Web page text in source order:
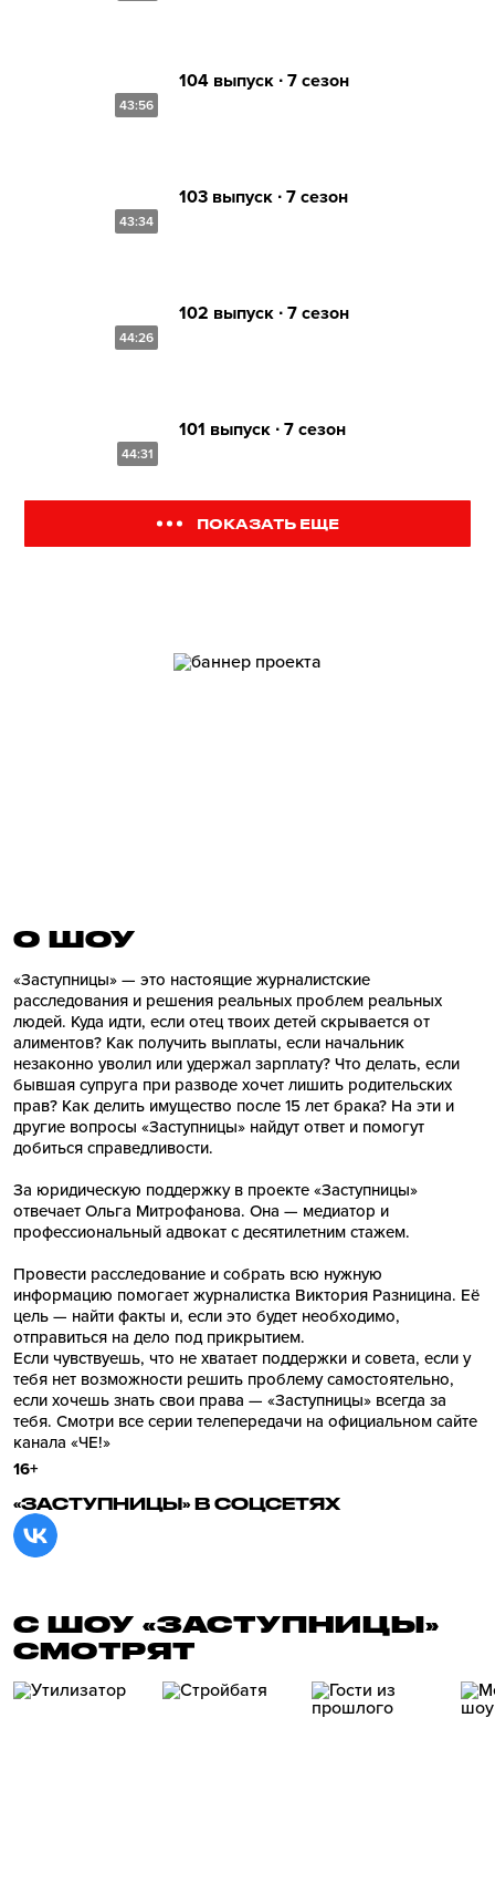
43:56
104 выпуск ∙ 7 сезон
43:34
103 выпуск ∙ 7 сезон
44:26
102 выпуск ∙ 7 сезон
44:31
101 выпуск ∙ 7 сезон
ПОКАЗАТЬ ЕЩЕ
О ШОУ
«Заступницы» — это настоящие журналистские
расследования и решения реальных проблем реальных
людей. Куда идти, если отец твоих детей скрывается от
алиментов? Как получить выплаты, если начальник
незаконно уволил или удержал зарплату? Что делать, если
бывшая супруга при разводе хочет лишить родительских
прав? Как делить имущество после 15 лет брака? На эти и
другие вопросы «Заступницы» найдут ответ и помогут
добиться справедливости.
За юридическую поддержку в проекте «Заступницы»
отвечает Ольга Митрофанова. Она — медиатор и
профессиональный адвокат с десятилетним стажем.
Провести расследование и собрать всю нужную
информацию помогает журналистка Виктория Разницина. Её
цель — найти факты и, если это будет необходимо,
отправиться на дело под прикрытием.
Если чувствуешь, что не хватает поддержки и совета, если у
тебя нет возможности решить проблему самостоятельно,
если хочешь знать свои права — «Заступницы» всегда за
тебя. Смотри все серии телепередачи на официальном сайте
канала «ЧЕ!»
16+
«ЗАСТУПНИЦЫ» В СОЦСЕТЯХ
С ШОУ «ЗАСТУПНИЦЫ»
СМОТРЯТ